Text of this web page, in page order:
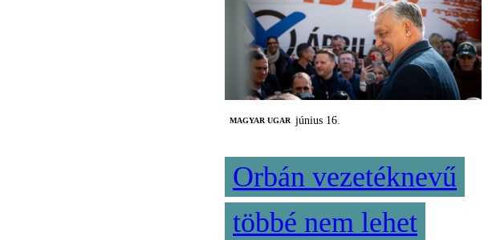
MAGYAR UGAR június 16.
Orbán vezetéknevű
többé nem lehet